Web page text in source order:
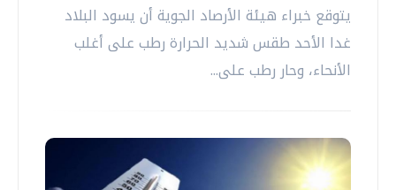
يتوقع خبراء هيئة الأرصاد الجوية أن يسود البلاد
غدا الأحد طقس شديد الحرارة رطب على أغلب
الأنحاء، وحار رطب على...